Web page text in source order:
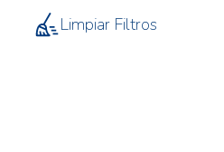
Limpiar Filtros